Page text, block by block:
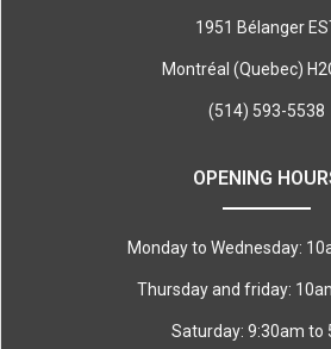
1951 Bélanger
Montréal (Quebec)
(514) 593-5538
OPENING
Monday to Wednesday:
Thursday and friday:
Saturday: 9:30am to